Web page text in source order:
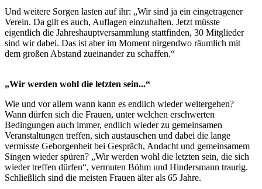
Und weitere Sorgen lasten auf ihr: „Wir sind ja ein eingetragener
Verein. Da gilt es auch, Auflagen einzuhalten. Jetzt müsste
eigentlich die Jahreshauptversammlung stattfinden, 30 Mitglieder
sind wir dabei. Das ist aber im Moment nirgendwo räumlich mit
dem großen Abstand zueinander zu schaffen.“
„Wir werden wohl die letzten sein...“
Wie und vor allem wann kann es endlich wieder weitergehen?
Wann dürfen sich die Frauen, unter welchen erschwerten
Bedingungen auch immer, endlich wieder zu gemeinsamen
Veranstaltungen treffen, sich austauschen und dabei die lange
vermisste Geborgenheit bei Gespräch, Andacht und gemeinsamem
Singen wieder spüren? „Wir werden wohl die letzten sein, die sich
wieder treffen dürfen“, vermuten Böhm und Hindersmann traurig.
Schließlich sind die meisten Frauen älter als 65 Jahre.